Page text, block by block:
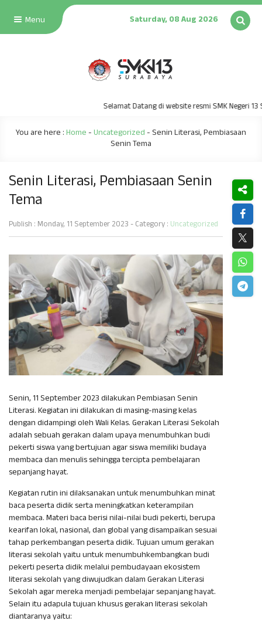
Menu Saturday, 08 Aug 2026
Selamat Datang di website resmi SMK Negeri 13
You are here :Home-Uncategorized-Senin Literasi, Pembiasaan
Senin Tema
Senin Literasi, Pembiasaan Senin
Tema
Publish : Monday, 11 September 2023 - Category : Uncategorized
Senin, 11 September 2023 dilakukan Pembiasan Senin
Literasi. Kegiatan ini dilakukan di masing-masing kelas
dengan didampingi oleh Wali Kelas. Gerakan Literasi Sekolah
adalah sebuah gerakan dalam upaya menumbuhkan budi
pekerti siswa yang bertujuan agar siswa memiliki budaya
membaca dan menulis sehingga tercipta pembelajaran
sepanjang hayat.
Kegiatan rutin ini dilaksanakan untuk menumbuhkan minat
baca peserta didik serta meningkatkan keterampilan
membaca. Materi baca berisi nilai-nilai budi pekerti, berupa
kearifan lokal, nasional, dan global yang disampaikan sesuai
tahap perkembangan peserta didik. Tujuan umum gerakan
literasi sekolah yaitu untuk menumbuhkembangkan budi
pekerti peserta didik melalui pembudayaan ekosistem
literasi sekolah yang diwujudkan dalam Gerakan Literasi
Sekolah agar mereka menjadi pembelajar sepanjang hayat.
Selain itu adapula tujuan khusus gerakan literasi sekolah
diantaranya yaitu: